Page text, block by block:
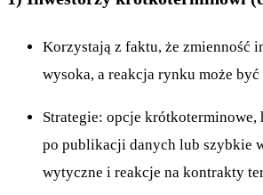
Korzystają z faktu, że zmienność
wysoka, a reakcja rynku może być
Strategie: opcje krótkoterminowe,
po publikacji danych lub szybkie
wytyczne i reakcje na kontrakty